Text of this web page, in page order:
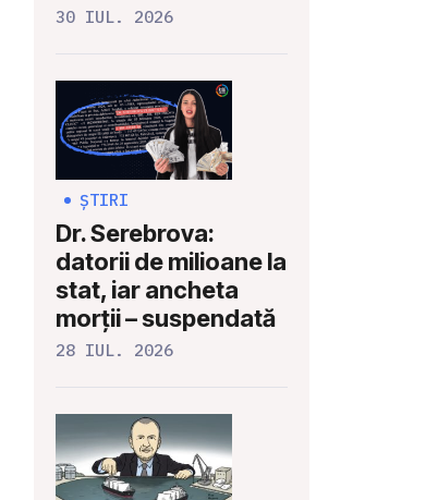
30 IUL. 2026
ȘTIRI
Dr. Serebrova:
datorii de milioane la
stat, iar ancheta
morții – suspendată
28 IUL. 2026